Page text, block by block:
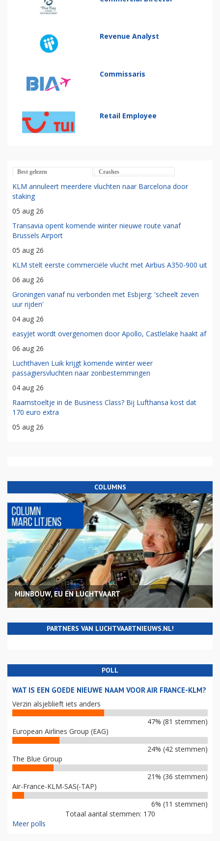
Revenue Analyst
Commissaris
Retail Employee
Best gelezen Crashes
KLM annuleert meerdere vluchten naar Barcelona door
staking
05 aug 26
Transavia opent komende winter nieuwe route vanaf
Brussels Airport
05 aug 26
KLM stelt eerste commerciële vlucht met Airbus A350-900 uit
06 aug 26
Groningen vanaf nu verbonden met Esbjerg: 'scheelt zeven
uur rijden'
04 aug 26
easyJet wordt overgenomen door Apollo, Castlelake haakt af
06 aug 26
Luchthaven Luik krijgt komende winter weer
passagiersvluchten naar zonbestemmingen
04 aug 26
Raamstoeltje in de Business Class? Bij Lufthansa kost dat
170 euro extra
05 aug 26
COLUMNS
MIJNBOUW, EU EN LUCHTVAART
PARTNERS VAN LUCHTVAARTNIEUWS.NL!
POLL
WAT IS EEN GOEDE NIEUWE NAAM VOOR AIR FRANCE-KLM?
Verzin alsjeblieft iets anders
47% (81 stemmen)
European Airlines Group (EAG)
24% (42 stemmen)
The Blue Group
21% (36 stemmen)
Air-France-KLM-SAS(-TAP)
6% (11 stemmen)
Totaal aantal stemmen: 170
Meer polls